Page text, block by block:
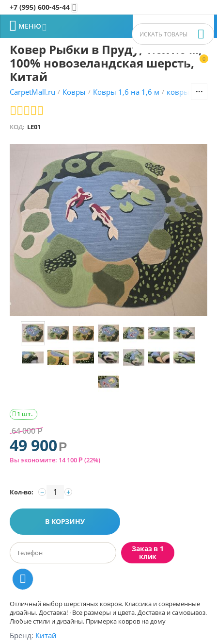
+7 (995) 600-45-44 
0



 МЕНЮ
Ковер Рыбки в Пруду, 1.6x1.6 м,
100% новозеландская шерсть,
Китай
CarpetMall.ru / Ковры / Ковры 1,6 на 1,6 м / ковры
КОД: LE01
1 шт.

64 000 Р
49 900Р
Вы экономите: 14 100 Р (22%)
Кол-во: +
−
В КОРЗИНУ
Заказ в 1
клик
Отличный выбор шерстяных ковров. Классика и современные
дизайны. Доставка! · Все размеры и цвета. Доставка и самовывоз.
Любые стили и дизайны. Примерка ковров на дому
Бренд Китай